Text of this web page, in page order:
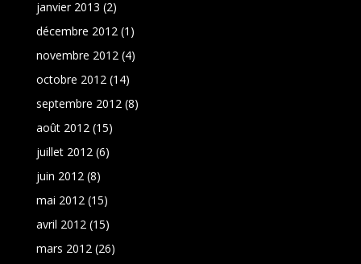
janvier 2013 (2)
décembre 2012(1)
novembre 2012(4)
octobre 2012(14)
septembre 2012(8)
août 2012(15)
juillet 2012(6)
juin 2012(8)
mai 2012(15)
avril 2012(15)
mars 2012(26)